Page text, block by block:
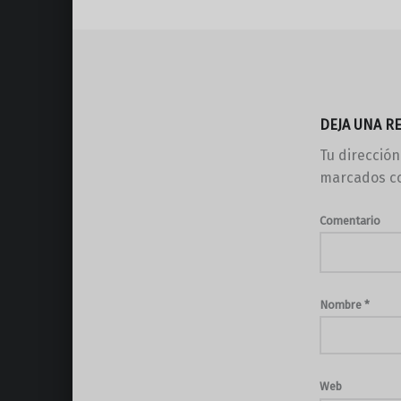
DEJA UNA
Tu
marcados
Comentario
Nombre *
Web